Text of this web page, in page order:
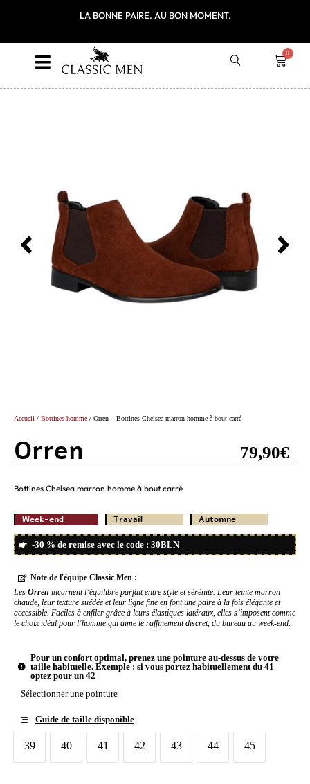
LA BONNE PAIRE. AU BON MOMENT.
0
Accueil / Bottines homme / Orren – Bottines Chelsea marron homme à bout carré
Orren 79,90€
Bottines Chelsea marron homme à bout carré
Week-end Travail Automne
-30 % de remise avec le code : 30BLN
Note de l'équipe Classic Men :
Les Orren incarnent l’équilibre parfait entre style et sérénité. Leur teinte marron
chaude, leur texture suédée et leur ligne fine en font une paire à la fois élégante et
accessible. Faciles à enfiler grâce à leurs élastiques latéraux, elles s’imposent comme
le choix idéal pour l’homme qui aime le raffinement discret, du bureau au week-end.
Pour un confort optimal, prenez une pointure au-dessus de votre
taille habituelle. Exemple : si vous portez habituellement du 41
optez pour un 42
Sélectionner une pointure
Guide de taille disponible
Taille chaussures
39
39 40
40 41
41 42
42 43
43 44
44 45
45